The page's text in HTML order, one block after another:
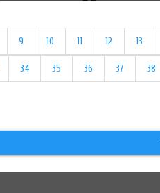
9 10 11 12 13
34 35 36 37 38